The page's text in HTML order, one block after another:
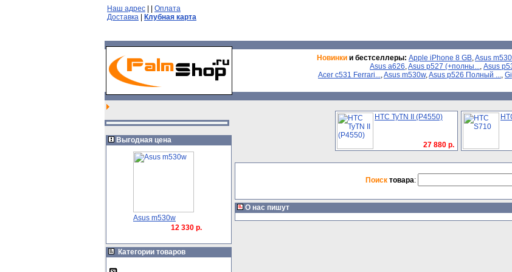
Наш адрес
Оплата
Доставка
Клубная карта
Новинки и бестселлеры: Apple iPhone 8 GB,Asus
Asus a626,Asus p527 (+полны..., Asus
Acer с531 Ferrari...,Asus m530w,Asus p526 Полный ...,
Выгодная цена
Asus m530w
12 330 р.
Категории товаров
HTC TyTN II (P4550)
27 880 р.
Поиск товара:
О нас пишут